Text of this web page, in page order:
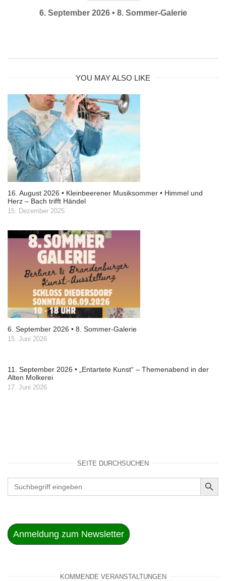
6. September 2026 • 8. Sommer-Galerie
YOU MAY ALSO LIKE
16. August 2026 • Kleinbeerener Musiksommer • Himmel und
Herz – Bach trifft Händel
15. Dezember 2025
6. September 2026 • 8. Sommer-Galerie
15. Juni 2026
11. September 2026 • „Entartete Kunst“ – Themenabend in der
Alten Molkerei
17. Juni 2026
SEITE DURCHSUCHEN
Search
for:
SEARCH
Anmeldung zum Newsletter
KOMMENDE VERANSTALTUNGEN